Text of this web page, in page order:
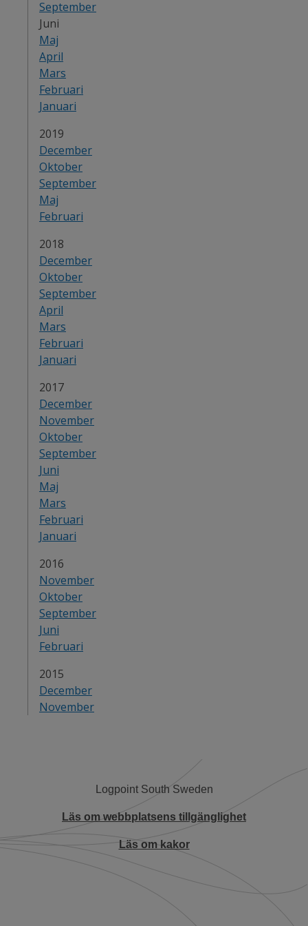
September
Juni
Maj
April
Mars
Februari
Januari
År:
2019
December
Oktober
September
Maj
Februari
År:
2018
December
Oktober
September
April
Mars
Februari
Januari
År:
2017
December
November
Oktober
September
Juni
Maj
Mars
Februari
Januari
År:
2016
November
Oktober
September
Juni
Februari
År:
2015
December
November
Logpoint South Sweden
Läs om webbplatsens tillgänglighet
Läs om kakor